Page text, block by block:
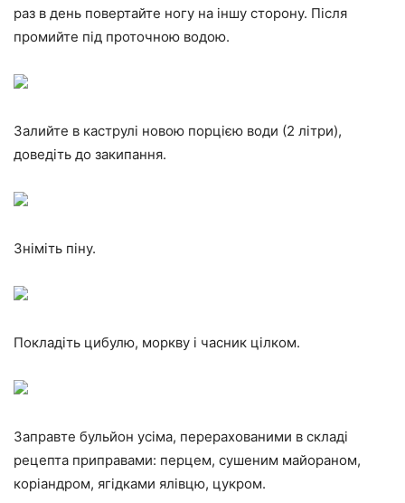
раз в день повертайте ногу на іншу сторону. Після
промийте під проточною водою.
Залийте в каструлі новою порцією води (2 літри),
доведіть до закипання.
Зніміть піну.
Покладіть цибулю, моркву і часник цілком.
Заправте бульйон усіма, перерахованими в складі
рецепта приправами: перцем, сушеним майораном,
коріандром, ягідками ялівцю, цукром.